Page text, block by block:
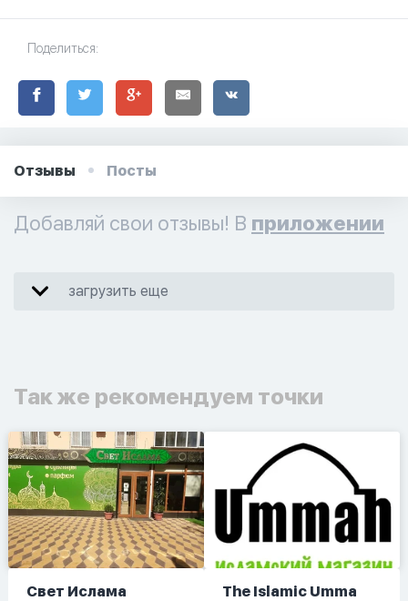
Поделиться:
Отзывы Посты
Добавляй свои отзывы! В приложении
загрузить еще
Так же рекомендуем точки
Свет Ислама
The Islamic Umma